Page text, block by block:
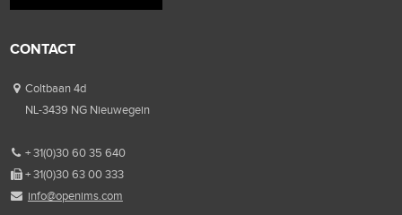
CONTACT
Coltbaan 4d
NL-3439 NG Nieuwegein
+ 31(0)30 60 35 640
+ 31(0)30 63 00 333
info@openims.com